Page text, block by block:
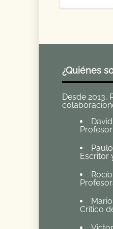
¿Quiénes
Desde 2013,
Escritor
Crítico